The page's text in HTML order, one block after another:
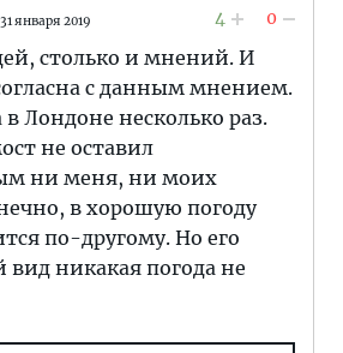
31 января 2019 4 0
столько и мнений. И
с данным мнением.
Лондоне несколько раз.
не оставил
ни меня, ни моих
в хорошую погоду
по-другому. Но его
вид никакая погода не